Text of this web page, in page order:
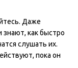
Даже
как быстро
слушать их.
пока он